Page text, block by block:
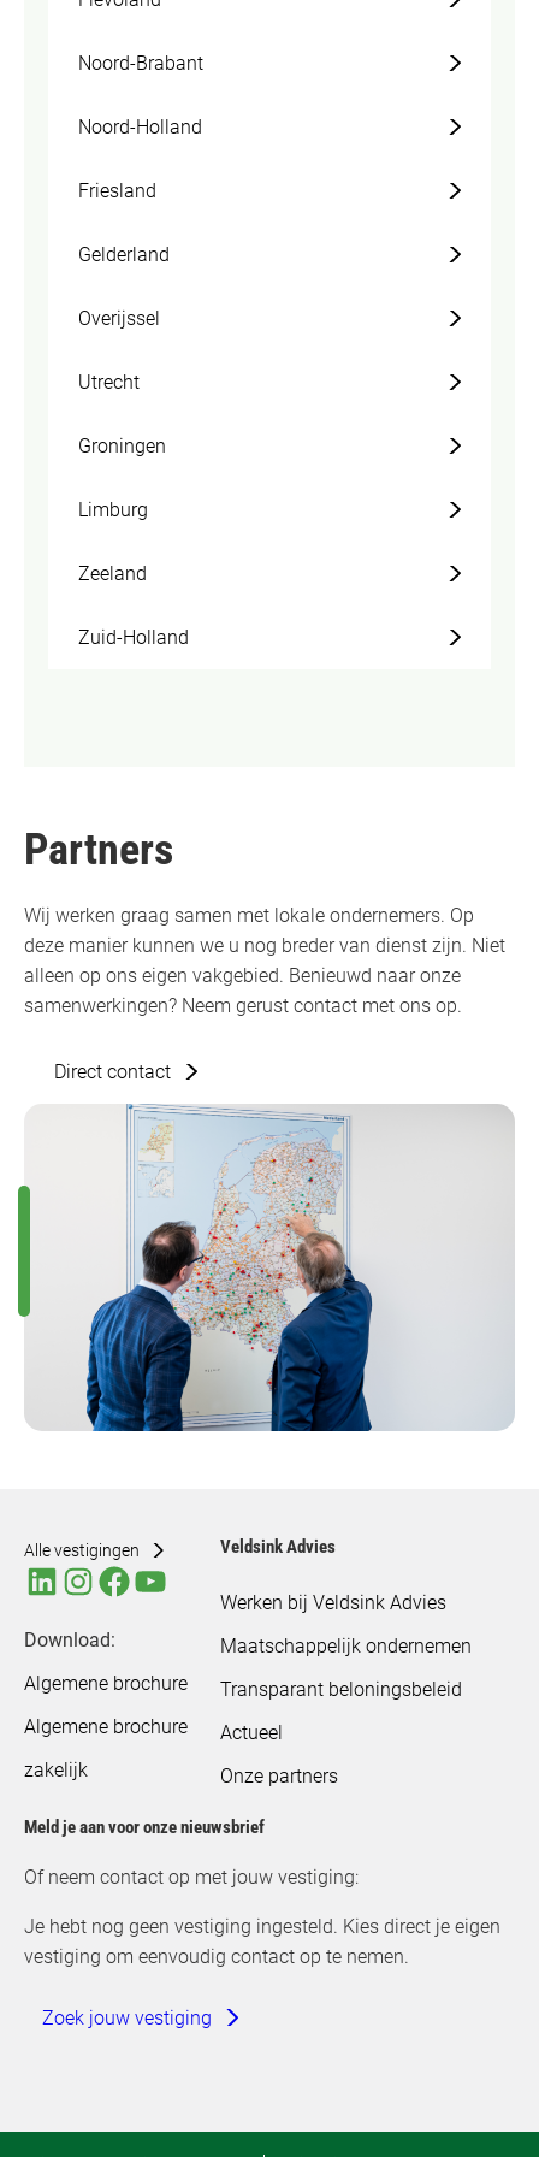
Noord-Brabant
Noord-Holland
Friesland
Gelderland
Overijssel
Utrecht
Groningen
Limburg
Zeeland
Zuid-Holland
Partners
Wij werken graag samen met lokale ondernemers. Op
deze manier kunnen we u nog breder van dienst zijn. Niet
alleen op ons eigen vakgebied. Benieuwd naar onze
samenwerkingen? Neem gerust contact met ons op.
Direct contact
Alle vestigingen
Download:
Algemene brochure
Algemene brochure
zakelijk
Veldsink Advies
Werken bij Veldsink Advies
Maatschappelijk ondernemen
Transparant beloningsbeleid
Actueel
Onze partners
Meld je aan voor onze nieuwsbrief
Of neem contact op met jouw vestiging:
Je hebt nog geen vestiging ingesteld. Kies direct je eigen
vestiging om eenvoudig contact op te nemen.
Zoek jouw vestiging